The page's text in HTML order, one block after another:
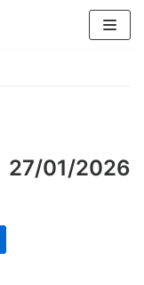
27/01/2026